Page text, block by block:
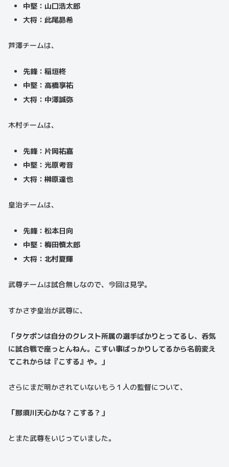
中堅：山口浩太郎
大将：此尾昴希
芦澤チームは、
先鋒：稲垣柊
中堅：高橋享祐
大将：中澤誠弥
木村チームは、
先鋒：片岡祐嘉
中堅：光原考音
大将：榊原達也
皇治チームは、
先鋒：松本日向
中堅：梅田慎太郎
大将：北村夏輝
武尊チームは試合無しなので、今回は見学。
すかさず皇治が武尊に、
「タケポンは自分のクレスト所属の選手ばかりとってるし、呑気
に試合戦で座っとんねん。こすい事ばっかりしてるから名前変え
てこれからは『こする』や。」
さらにまだ明かされていないもう１人の監督について、
「那須川天心かな？こする？」
とまた武尊をいじっていました。